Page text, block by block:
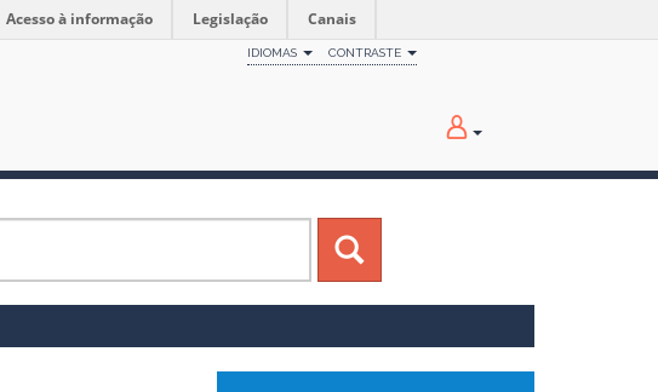
Acesso à informação Legislação Canais
IDIOMAS CONTRASTE